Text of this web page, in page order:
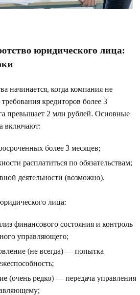
юридического лица:
начинается, когда компания не
кредиторов более 3
превышает 2 млн рублей. Основные
включают:
более 3 месяцев;
расплатиться по обязательствам;
деятельности (возможно).
лица:
финансового состояния и контроль
управляющего;
(не всегда) — попытка
(очень редко) — передача управления